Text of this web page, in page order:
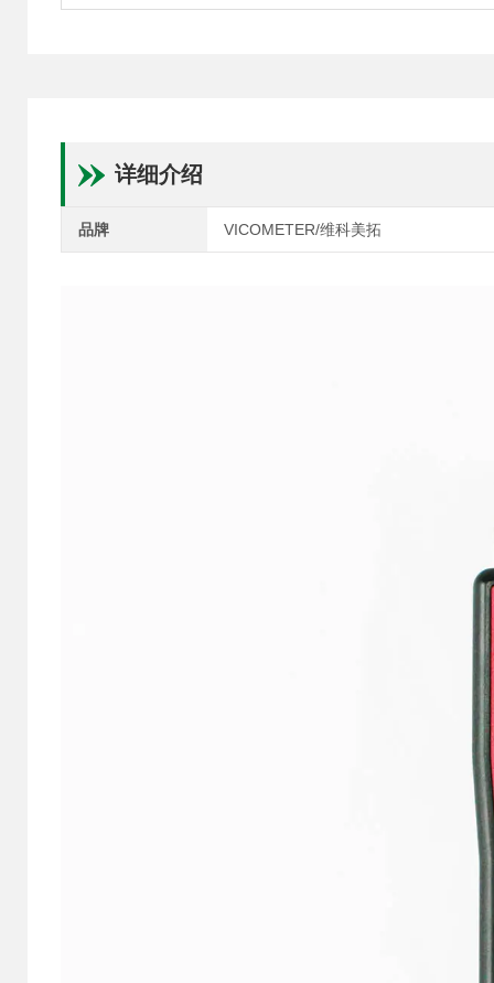
详细介绍
品牌 VICOMETER/维科美拓